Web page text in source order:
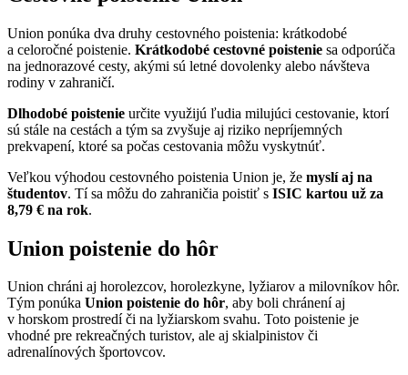
Union ponúka dva druhy cestovného poistenia: krátkodobé
a celoročné poistenie. Krátkodobé cestovné poistenie sa odporúča
na jednorazové cesty, akými sú letné dovolenky alebo návšteva
rodiny v zahraničí.
Dlhodobé poistenie určite využijú ľudia milujúci cestovanie, ktorí
sú stále na cestách a tým sa zvyšuje aj riziko nepríjemných
prekvapení, ktoré sa počas cestovania môžu vyskytnúť.
Veľkou výhodou cestovného poistenia Union je, že myslí aj na
študentov. Tí sa môžu do zahraničia poistiť s ISIC kartou už za
8,79 € na rok.
Union poistenie do hôr
Union chráni aj horolezcov, horolezkyne, lyžiarov a milovníkov hôr.
Tým ponúka Union poistenie do hôr, aby boli chránení aj
v horskom prostredí či na lyžiarskom svahu. Toto poistenie je
vhodné pre rekreačných turistov, ale aj skialpinistov či
adrenalínových športovcov.